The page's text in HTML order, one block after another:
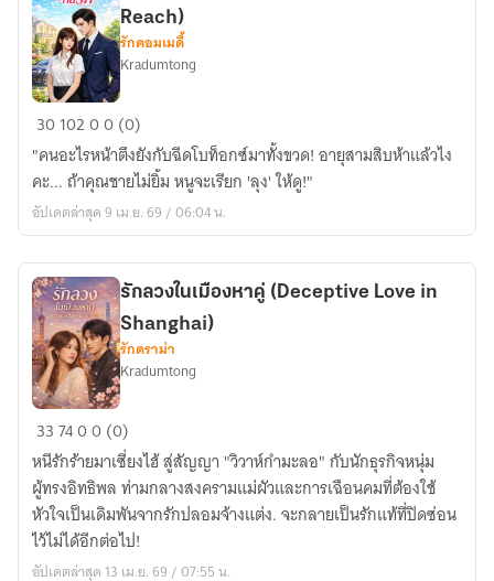
of
the
Naga
King
เพียง
กั้น
รัก
(Beyond
Sky’s
Reach)
Reach)
รักคอมเมดี้
Kradumtong
3010200 (0)
​"คนอะไรหน้าตึงยังกับฉีดโบท็อกซ์มาทั้งขวด! อายุสามสิบห้าแล้วไง
คะ... ถ้าคุณชายไม่ยิ้ม หนูจะเรียก 'ลุง' ให้ดู!"
อัปเดตล่าสุด 9 เม.ย. 69 / 06:04 น.
รัก
ลวง
ใน
เมือง
หา
คู่
รักลวงในเมืองหาคู่ (Deceptive Love in
Shanghai)
รักดราม่า
Kradumtong
337400 (0)
หนีรักร้ายมาเซี่ยงไฮ้ สู่สัญญา "วิวาห์กำมะลอ" กับนักธุรกิจหนุ่ม
ผู้ทรงอิทธิพล ท่ามกลางสงครามแม่ผัวและการเฉือนคมที่ต้องใช้
หัวใจเป็นเดิมพันจากรักปลอมจ้างแต่ง. จะกลายเป็นรักแท้ที่ปิดซ่อน
ไว้ไม่ได้อีกต่อไป!
อัปเดตล่าสุด 13 เม.ย. 69 / 07:55 น.